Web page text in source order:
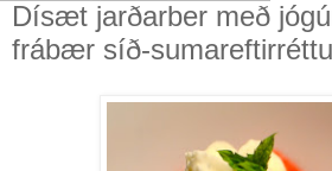
Dísæt jarðarber með
frábær síð-